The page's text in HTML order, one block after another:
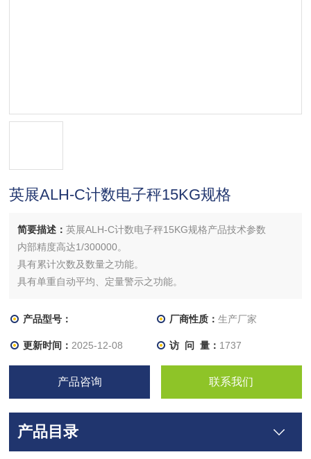
英展ALH-C计数电子秤15KG规格
简要描述：英展ALH-C计数电子秤15KG规格产品技术参数
内部精度高达1/300000。
具有累计次数及数量之功能。
具有单重自动平均、定量警示之功能。
产品型号： 厂商性质： 生产厂家
更新时间： 2025-12-08 访 问 量： 1737
产品咨询 联系我们
产品目录